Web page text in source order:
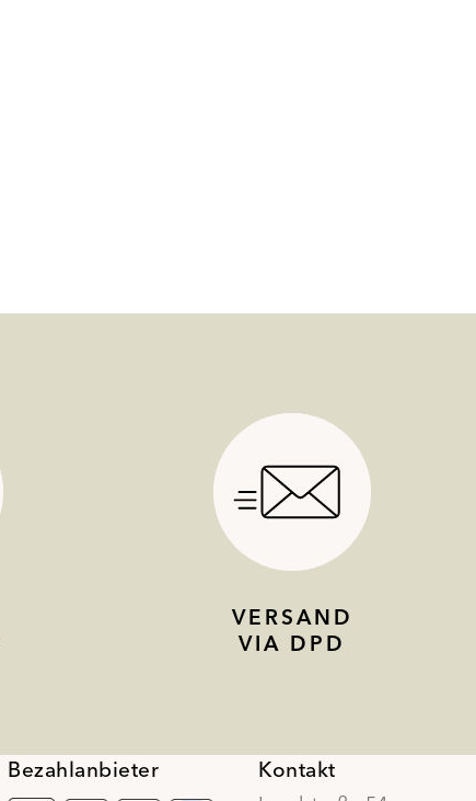
VERSAND
VIA DPD
Bezahlanbieter Kontakt